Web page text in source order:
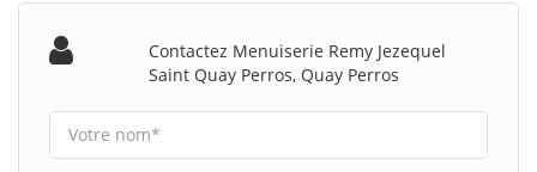
Contactez Menuiserie Remy Jezequel
Saint Quay Perros, Quay Perros